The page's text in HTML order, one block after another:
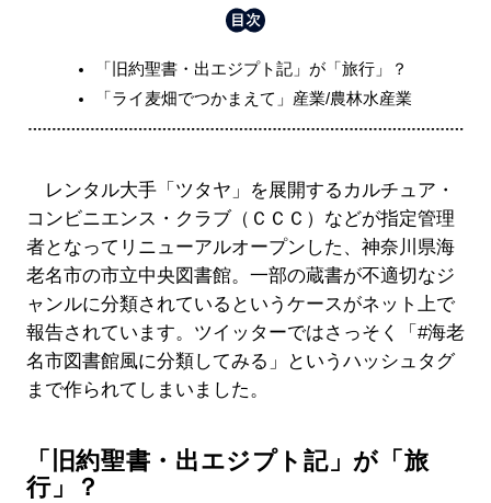
「旧約聖書・出エジプト記」が「旅行」？
「ライ麦畑でつかまえて」産業/農林水産業
レンタル大手「ツタヤ」を展開するカルチュア・
コンビニエンス・クラブ（ＣＣＣ）などが指定管理
者となってリニューアルオープンした、神奈川県海
老名市の市立中央図書館。一部の蔵書が不適切なジ
ャンルに分類されているというケースがネット上で
報告されています。ツイッターではさっそく「#海老
名市図書館風に分類してみる」というハッシュタグ
まで作られてしまいました。
「旧約聖書・出エジプト記」が「旅
行」？